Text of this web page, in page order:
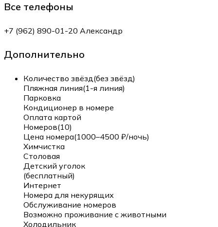
Все телефоны
+7 (962) 890-01-20 Александр
Дополнительно
Количество звёзд(без звёзд)
Пляжная линия(1-я линия)
Парковка
Кондиционер в номере
Оплата картой
Номеров(10)
Цена номера(1000–4500 ₽/ночь)
Химчистка
Столовая
Детский уголок
(бесплатный)
Интернет
Номера для некурящих
Обслуживание номеров
Возможно проживание с животными
Холодильник